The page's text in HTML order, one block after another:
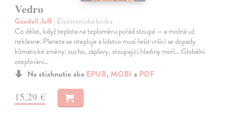
Vedro
Goodell Jeff| Elektronická kniha
Co dělat, když teplota na teploměru pořád stoupá — a možná už
neklesne. Planeta se otepluje a lidstvo musí řešit vršící se dopady
klimatické změny: sucho, záplavy, stoupající hladiny moří… Globální
oteplování…
Na stiahnutie ako EPUB, MOBI a PDF
15,29 €